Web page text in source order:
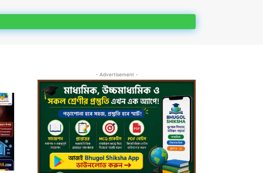
- Advertisement -